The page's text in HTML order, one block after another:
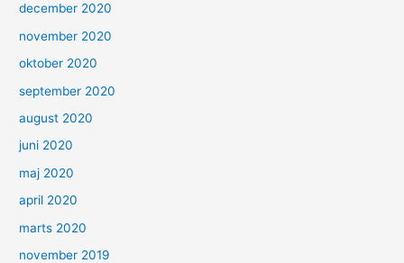
december 2020
november 2020
oktober 2020
september 2020
august 2020
juni 2020
maj 2020
april 2020
marts 2020
november 2019